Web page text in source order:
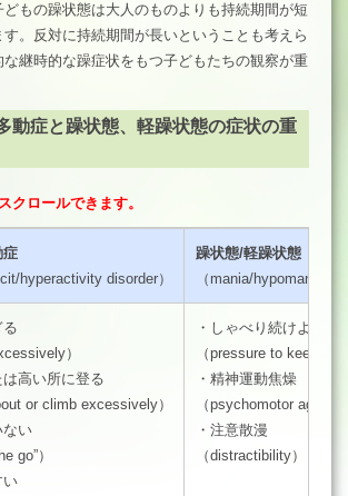
もの躁状態は大人のものよりも持続期間が短
。反対に持続期間が長いということも考えら
継時的な躁症状をもつ子どもたちの観察が重
動症と躁状態、軽躁状態の症状の重
クロールできます。
症
hyperactivity disorder）
躁状態/軽躁状態
（mania/hypomania）
る
）
は高い所に登る
or climb excessively）
ない
go”）
い
・しゃべり続けようと
（pressure to keep
・精神運動焦燥
（psychomotor
・注意散漫
（distractibility）